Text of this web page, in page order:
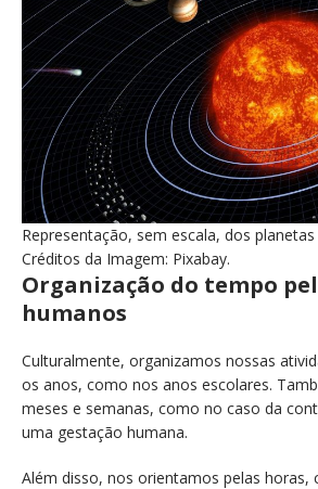
Representação, sem escala, dos
Créditos da Imagem: Pixabay.
Organização do tempo
humanos
Culturalmente, organizamos nossas
os anos, como nos anos escolares.
meses e semanas, como no caso da
uma gestação humana.
Além disso, nos orientamos pelas horas,